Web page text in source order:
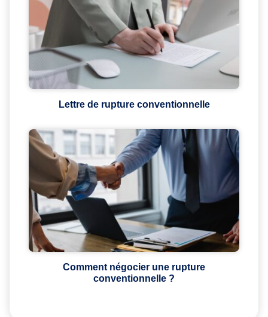
Lettre de rupture conventionnelle
Comment négocier une rupture
conventionnelle ?